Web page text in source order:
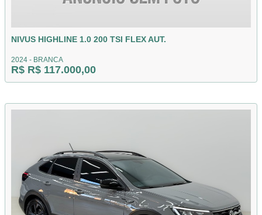
NIVUS HIGHLINE 1.0 200 TSI FLEX AUT.
2024 - BRANCA
R$ R$ 117.000,00